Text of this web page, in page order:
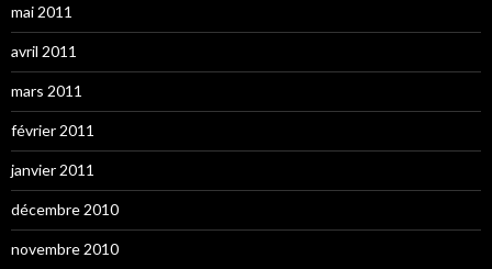
mai 2011
avril 2011
mars 2011
février 2011
janvier 2011
décembre 2010
novembre 2010